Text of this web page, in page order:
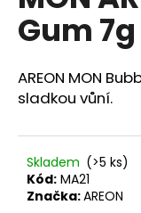
0,0
z
hvězdiček.
Gum 7g
AREON MON
sladkou vůní.
Skladem (>5 ks)
Kód: MA21
Značka:AREON
a
j
í
t